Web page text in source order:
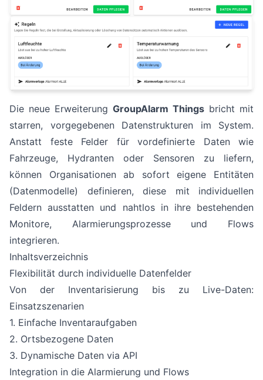
Die neue Erweiterung GroupAlarm Things bricht mit
starren, vorgegebenen Datenstrukturen im System.
Anstatt feste Felder für vordefinierte Daten wie
Fahrzeuge, Hydranten oder Sensoren zu liefern,
können Organisationen ab sofort eigene Entitäten
(Datenmodelle) definieren, diese mit individuellen
Feldern ausstatten und nahtlos in ihre bestehenden
Monitore, Alarmierungsprozesse und Flows
integrieren.
Inhaltsverzeichnis
Flexibilität durch individuelle Datenfelder
Von der Inventarisierung bis zu Live-Daten:
Einsatzszenarien
1. Einfache Inventaraufgaben
2. Ortsbezogene Daten
3. Dynamische Daten via API
Integration in die Alarmierung und Flows